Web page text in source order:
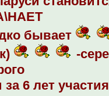
бывает
-
за 6 лет